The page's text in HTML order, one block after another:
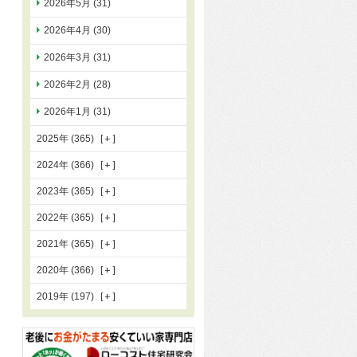
2026年5月 (31)
2026年4月 (30)
2026年3月 (31)
2026年2月 (28)
2026年1月 (31)
2025年 (365)
2024年 (366)
2023年 (365)
2022年 (365)
2021年 (365)
2020年 (366)
2019年 (197)